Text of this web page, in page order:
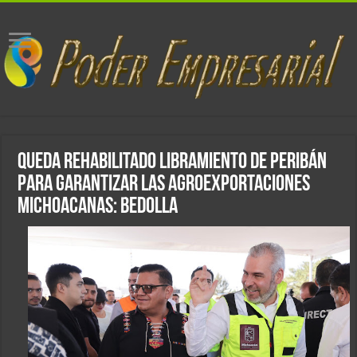
Queda rehabilitado libramiento de Peribán
para garantizar las agroexportaciones
michoacanas: Bedolla